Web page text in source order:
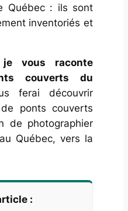
Québec : ils sont
inventoriés et
vous raconte
couverts du
ferai découvrir
ponts couverts
de photographier
Québec, vers la
: